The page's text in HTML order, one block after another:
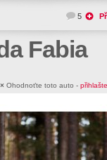
5
Fabia
Ohodnoťte toto auto -